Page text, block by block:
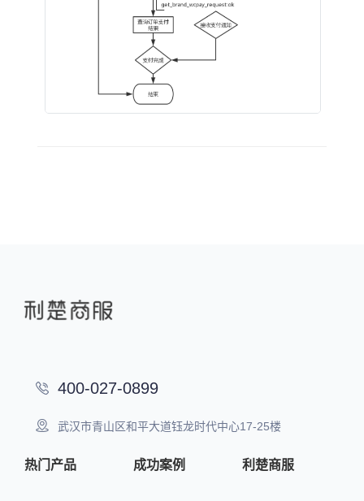
400-027-0899
武汉市青山区和平大道钰龙时代中心17-25楼
热门产品 成功案例 利楚商服